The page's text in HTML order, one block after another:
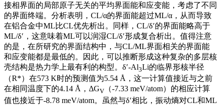
接相界面的局部原子无关的平均界面能和应变能，考虑了不同
的界面终端。分析表明，CL/α的界面能超过ML/α，从而导致
在铝合金中ML比CL优先析出。同样，CL/δ′的界面能略高于
ML/δ′，这意味着ML可以润湿CL/δ′形成复合析出。值得注意
的是，在所研究的界面结构中，与CL/ML界面相关的界面能
和应变能都是最低的。因此，可以推断形成这种复杂的多层核
壳结构是热力学上最有利的构型。δ′-Al3Li的临界形核半径
（R*）在573 K时的预测值为5.54 Å，这一计算值接近与之前
在相同温度下的4.14 Å，ΔGV （-7.33 meV/atom）的相应计算
值也接近于-8.78 meV/atom。虽然与δ′相比，振动熵对CL和ML